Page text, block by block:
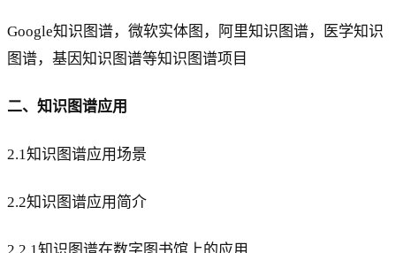
Google知识图谱，微软实体图，阿里知识图谱，医学知识
图谱，基因知识图谱等知识图谱项目
二、知识图谱应用
2.1知识图谱应用场景
2.2知识图谱应用简介
2.2.1知识图谱在数字图书馆上的应用